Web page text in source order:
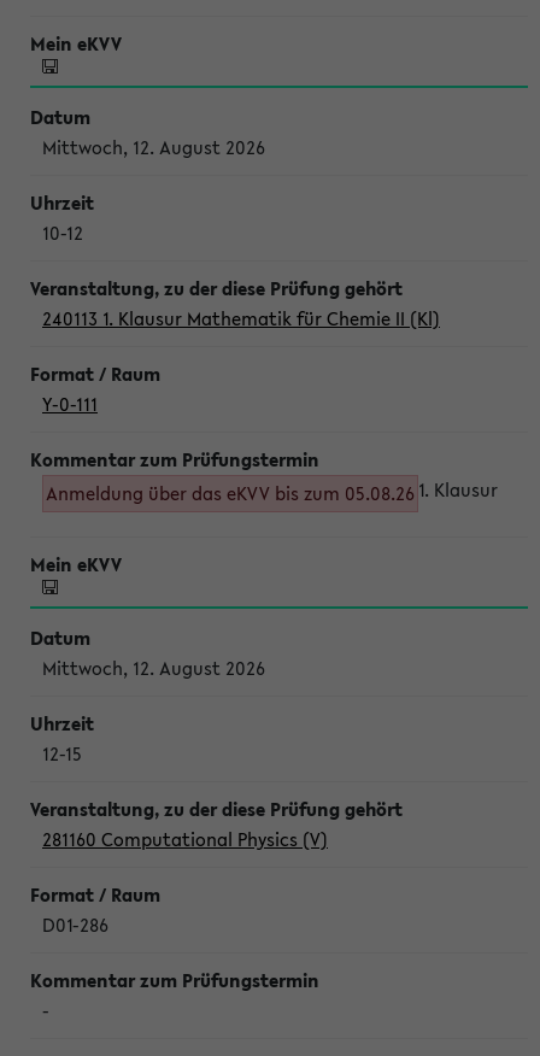
Mittwoch, 12. August 2026
10-12
240113 1. Klausur Mathematik für Chemie II (Kl)
Y-0-111
Anmeldung über das eKVV bis zum 05.08.26 1. Klausur
Mittwoch, 12. August 2026
12-15
281160 Computational Physics (V)
D01-286
-